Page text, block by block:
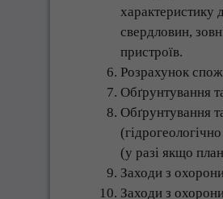
характеристику
свердловин,
пристроїв.
Розрахунок
Обґрунтування
Обґрунтування
(у разі якщо
Заходи з
Заходи з